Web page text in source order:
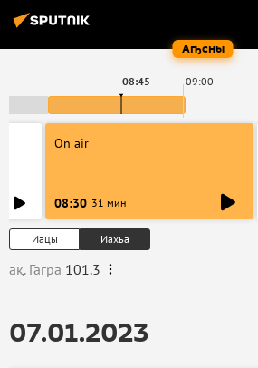
Аҧсны
09:00
08:45
On air
08:30 31 мин
Иацы Иахьа
ақ. Гагра 101.3
07.01.2023